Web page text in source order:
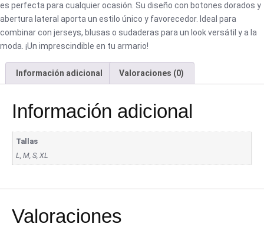
es perfecta para cualquier ocasión. Su diseño con botones dorados y
abertura lateral aporta un estilo único y favorecedor. Ideal para
combinar con jerseys, blusas o sudaderas para un look versátil y a la
moda. ¡Un imprescindible en tu armario!
Información adicional Valoraciones (0)
Información adicional
Tallas
L, M, S, XL
Valoraciones